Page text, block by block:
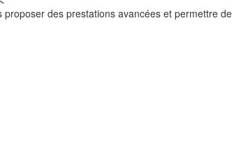
des prestations avancées et permettre de